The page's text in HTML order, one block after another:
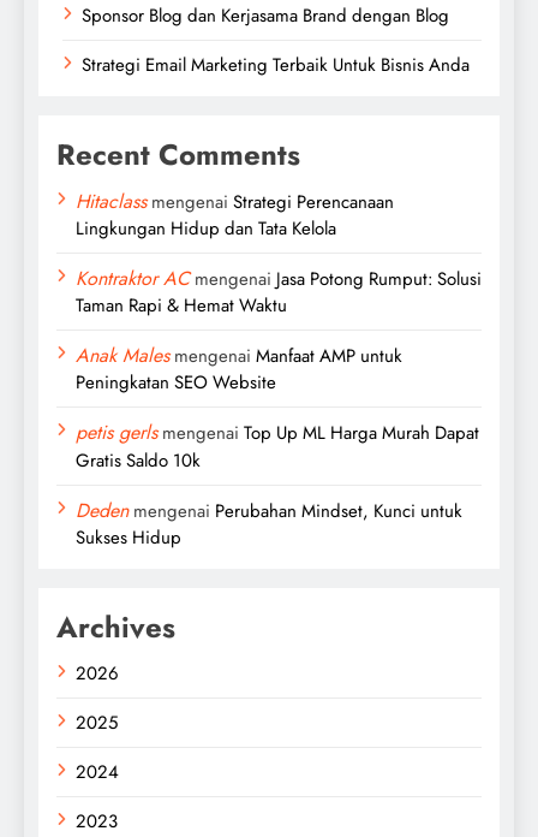
Sponsor Blog dan Kerjasama Brand dengan Blog
Strategi Email Marketing Terbaik Untuk Bisnis Anda
Recent Comments
Hitaclassmengenai Strategi Perencanaan
Lingkungan Hidup dan Tata Kelola
Kontraktor ACmengenai Jasa Potong Rumput: Solusi
Taman Rapi & Hemat Waktu
Anak Malesmengenai Manfaat AMP untuk
Peningkatan SEO Website
petis gerlsmengenai Top Up ML Harga Murah Dapat
Gratis Saldo 10k
Dedenmengenai Perubahan Mindset, Kunci untuk
Sukses Hidup
Archives
2026
2025
2024
2023